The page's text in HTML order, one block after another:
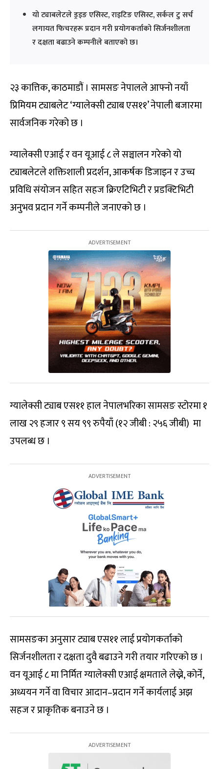
यो ट्याबलेटले ड्रइङ एसिस्ट, राइटिङ एसिस्ट, सर्कल टु सर्च
लगायत फिचरहरू प्रदान गरी प्रयोगकर्ताको सिर्जनशीलता
र दक्षता बढाउने कम्पनीले बताएको छ।
२३ कात्तिक, काठमाडौं । सामसङ नेपालले आफ्नो नयाँ
प्रिमियम ट्याबलेट ‘ग्यालेक्सी ट्याब एस११’ नेपाली बजारमा
सार्वजनिक गरेको छ ।
ग्यालेक्सी एआई र वन यूआई ८ ले सञ्चालन गरेको यो
ट्याबलेटले शक्तिशाली प्रदर्शन, आकर्षक डिजाइन र उच्च
प्रविधि संयोजन सहित सहज क्रिएटिभिटी र प्रडक्टिभिटी
अनुभव प्रदान गर्ने कम्पनीले जनाएको छ ।
ग्यालेक्सी ट्याब एस११ हाल नेपालभरिका सामसङ स्टोरमा १
लाख २९ हजार ९ सय ९९ रुपैयाँ (१२ जीबी : २५६ जीबी) मा
उपलब्ध छ ।
सामसङका अनुसार ट्याब एस११ लाई प्रयोगकर्ताको
सिर्जनशीलता र दक्षता दुवै बढाउने गरी तयार गरिएको छ ।
वन यूआई ८ मा निर्मित ग्यालेक्सी एआई क्षमताले लेख्ने, कोर्ने,
अध्ययन गर्ने वा विचार आदान–प्रदान गर्ने कार्यलाई अझ
सहज र प्राकृतिक बनाउने छ ।